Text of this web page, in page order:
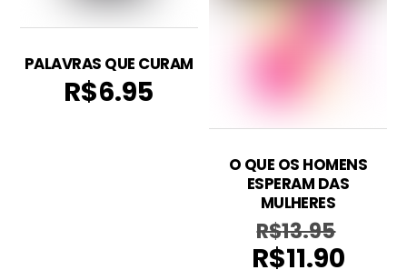
PALAVRAS QUE CURAM
R$6.95
O QUE OS HOMENS
ESPERAM DAS
MULHERES
R$13.95
preço
R$11.90O